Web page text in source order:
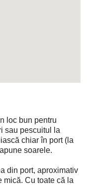
loc bun pentru
sau pescuitul la
chiar în port (la
soarele.
din port, aproximativ
mică. Cu toate că la